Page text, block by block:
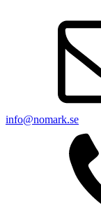
info@nomark.se